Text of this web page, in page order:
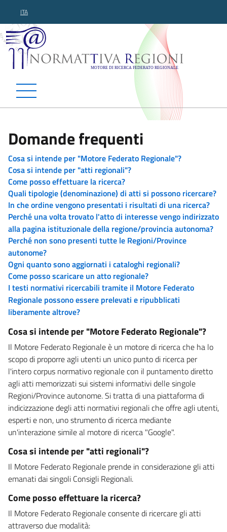
ITA
Normattiva Regioni -
Domande frequenti
Cosa si intende per "Motore Federato Regionale"?
Cosa si intende per "atti regionali"?
Come posso effettuare la ricerca?
Quali tipologie (denominazione) di atti si possono ricercare?
In che ordine vengono presentati i risultati di una ricerca?
Perché una volta trovato l'atto di interesse vengo indirizzato
alla pagina istituzionale della regione/provincia autonoma?
Perché non sono presenti tutte le Regioni/Province
autonome?
Ogni quanto sono aggiornati i cataloghi regionali?
Come posso scaricare un atto regionale?
I testi normativi ricercabili tramite il Motore Federato
Regionale possono essere prelevati e ripubblicati
liberamente altrove?
Cosa si intende per "Motore Federato Regionale"?
Il Motore Federato Regionale è un motore di ricerca che ha lo
scopo di proporre agli utenti un unico punto di ricerca per
l'intero corpus normativo regionale con il puntamento diretto
agli atti memorizzati sui sistemi informativi delle singole
Regioni/Province autonome. Si tratta di una piattaforma di
indicizzazione degli atti normativi regionali che offre agli utenti,
esperti e non, uno strumento di ricerca mediante
un'interazione simile al motore di ricerca "Google".
Cosa si intende per "atti regionali"?
Il Motore Federato Regionale prende in considerazione gli atti
emanati dai singoli Consigli Regionali.
Come posso effettuare la ricerca?
Il Motore Federato Regionale consente di ricercare gli atti
attraverso due modalità: